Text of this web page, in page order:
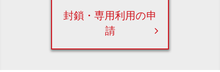
封鎖・専用利用の申
請